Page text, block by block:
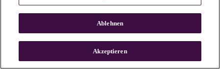
n
Ablehnen
Akzeptieren